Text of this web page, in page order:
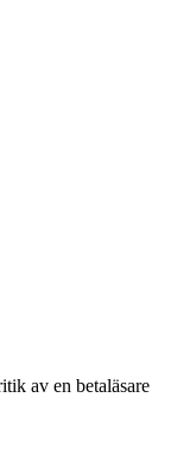
av en betaläsare